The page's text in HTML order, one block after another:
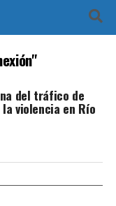
del tráfico de
violencia en Río